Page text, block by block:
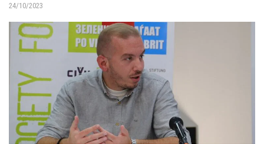
24/10/2023